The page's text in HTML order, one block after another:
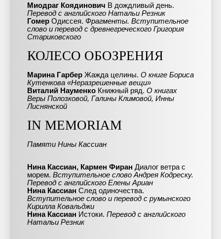
Миодраг Коядинович В дождливый день.
Перевод с английского Натальи Резник
Гомер Одиссея. Фрагменты. Вступительное
слово и перевод с древнегреческого Григория
Стариковского
КОЛЕСО ОБОЗРЕНИЯ
Марина Гарбер Жажда целины. О книге Бориса
Кутенкова «Неразрешенные вещи»
Виталий Науменко Книжный ряд. О книгах
Веры Полозковой, Галины Климовой, Инны
Лиснянской
IN MEMORIAM
Памяти Нины Кассиан
Нина Кассиан, Кармен Фиран Диалог ветра с
морем. Вступительное слово Андрея Кодреску.
Перевод с английского Елены Ариан
Нина Кассиан След одиночества.
Вступительное слово и перевод с румынского
Кирилла Ковальджи
Нина Кассиан Истоки. Перевод с английского
Натальи Резник